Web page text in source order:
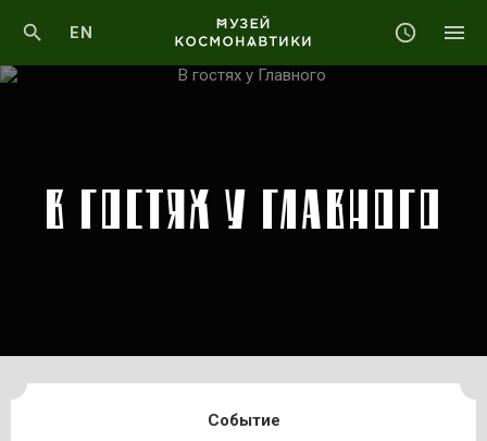
EN
В ГОСТЯХ У ГЛАВНОГО
Событие